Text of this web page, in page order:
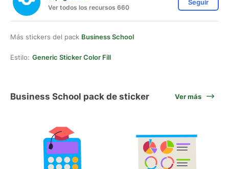
Ver todos los recursos 660
Seguir
Más stickers del pack Business School
Estilo: Generic Sticker Color Fill
Business School pack de sticker Ver más